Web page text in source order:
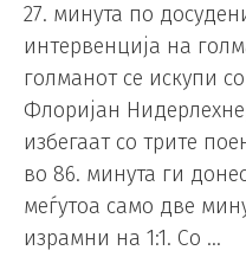
27. минута по
интервенција на
голманот се искупи
Флоријан
избегаат со трите
во 86. минута ги
меѓутоа само две
израмни на 1:1. Со …